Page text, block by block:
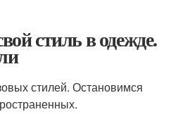
стиль в одежде.
стилей. Остановимся